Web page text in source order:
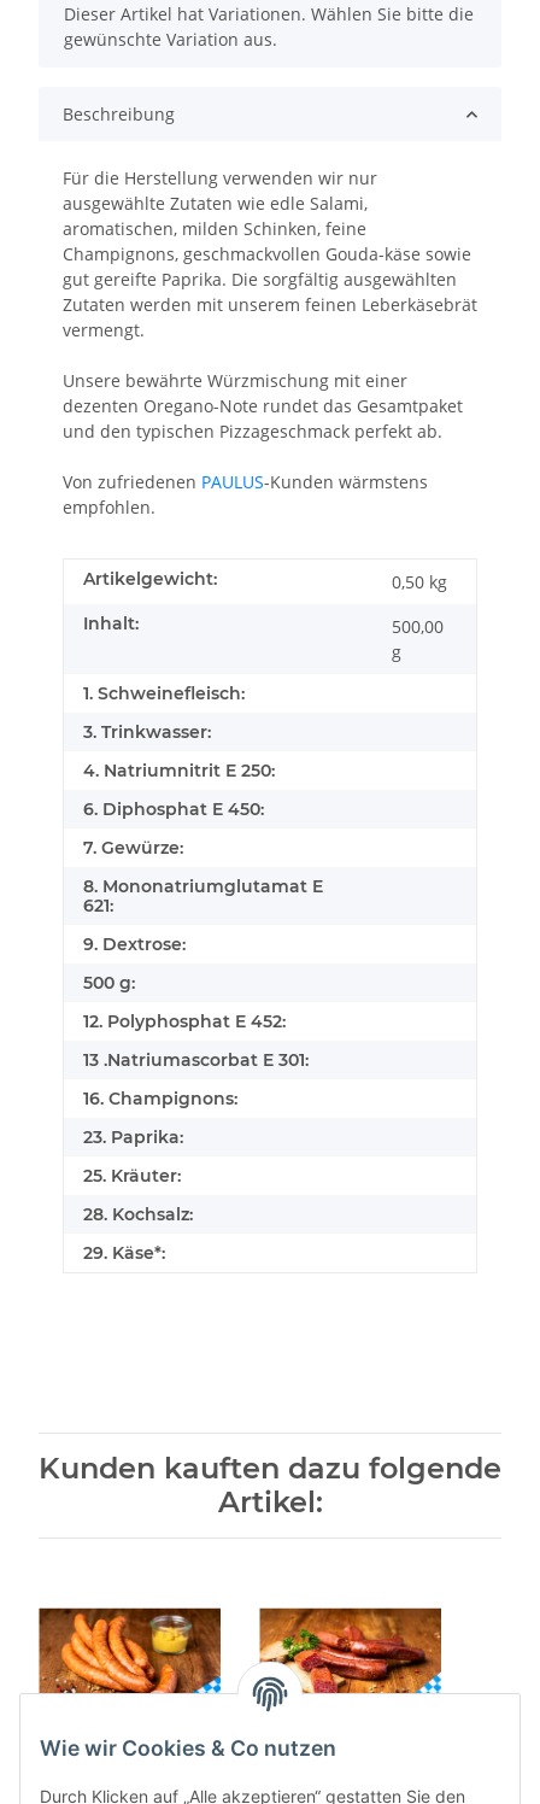
x
Dieser Artikel hat Variationen. Wählen Sie bitte die
gewünschte Variation aus.
Beschreibung
Für die Herstellung verwenden wir nur
ausgewählte Zutaten wie edle Salami,
aromatischen, milden Schinken, feine
Champignons, geschmackvollen Gouda-käse sowie
gut gereifte Paprika. Die sorgfältig ausgewählten
Zutaten werden mit unserem feinen Leberkäsebrät
vermengt.
Unsere bewährte Würzmischung mit einer
dezenten Oregano-Note rundet das Gesamtpaket
und den typischen Pizzageschmack perfekt ab.
Von zufriedenen PAULUS-Kunden wärmstens
empfohlen.
Artikelgewicht: 0,50 kg
Inhalt:
500,00
g
1. Schweinefleisch:
3. Trinkwasser:
4. Natriumnitrit E 250:
6. Diphosphat E 450:
7. Gewürze:
8. Mononatriumglutamat E
621:
9. Dextrose:
500 g:
12. Polyphosphat E 452:
13 .Natriumascorbat E 301:
16. Champignons:
23. Paprika:
25. Kräuter:
28. Kochsalz:
29. Käse*:
Kunden kauften dazu folgende
Artikel:
520g
700g
Wie wir Cookies & Co nutzen
Durch Klicken auf „Alle akzeptieren“ gestatten Sie den